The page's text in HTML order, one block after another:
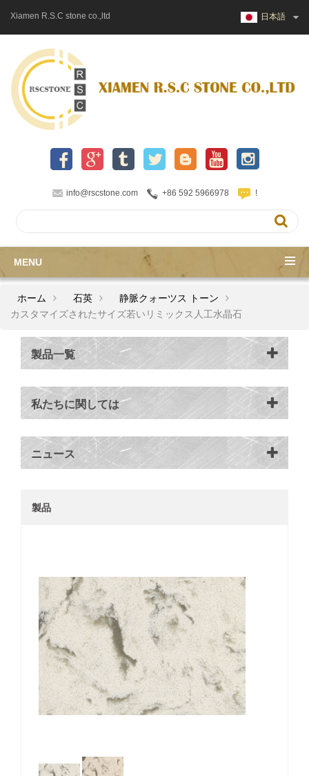
Xiamen R.S.C stone co.,ltd 日本語
info@rscstone.com +86 592 5966978 !
MENU
ホーム 石英
静脈クォーツス トーン
カスタマイズされたサイズ若いリミックス人工水晶石
製品一覧
私たちに関しては
ニュース
製品